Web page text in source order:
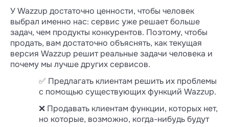
У Wazzup достаточно ценности, чтобы человек
выбрал именно нас: сервис уже решает больше
задач, чем продукты конкурентов. Поэтому, чтобы
продать, вам достаточно объяснять, как текущая
версия Wazzup решит реальные задачи человека и
почему мы лучше других сервисов.
✅ Предлагать клиентам решить их проблемы
с помощью существующих функций Wazzup.
❌ Продавать клиентам функции, которых нет,
но которые, возможно, когда-нибудь будут